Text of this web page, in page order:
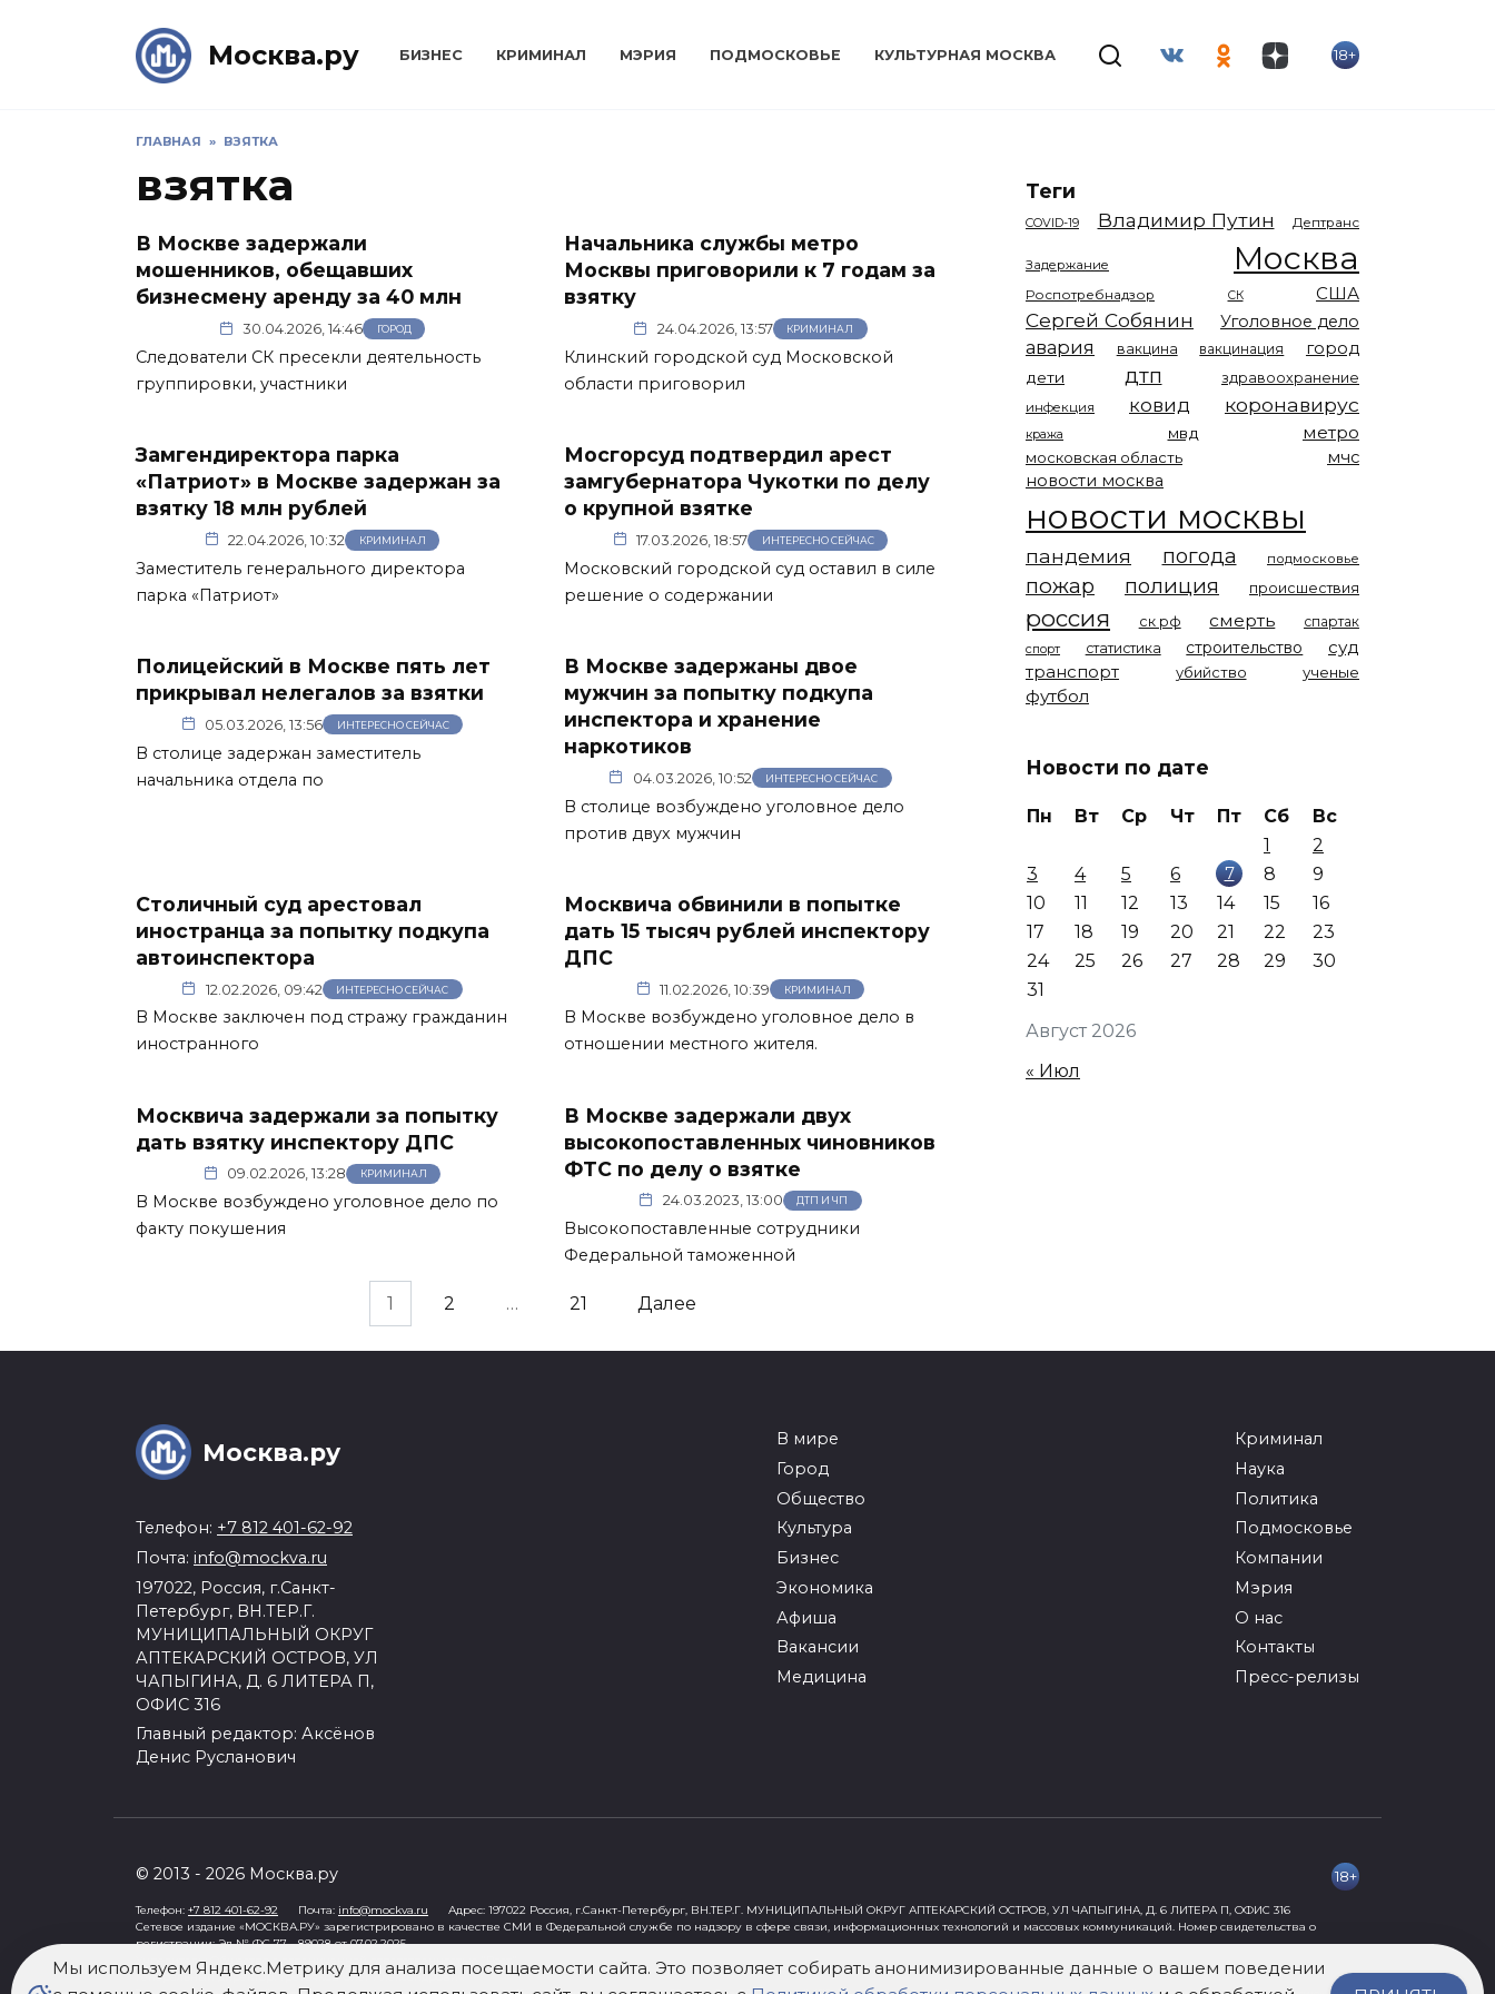
Москва.ру БИЗНЕС КРИМИНАЛ МЭРИЯ ПОДМОСКОВЬЕ КУЛЬТУРНАЯ МОСКВА 18+
ГЛАВНАЯ » ВЗЯТКА
взятка
В Москве задержали
мошенников, обещавших
бизнесмену аренду за 40 млн
30.04.2026, 14:46 ГОРОД
Следователи СК пресекли деятельность
группировки, участники
Начальника службы метро
Москвы приговорили к 7 годам за
взятку
24.04.2026, 13:57 КРИМИНАЛ
Клинский городской суд Московской
области приговорил
Замгендиректора парка
«Патриот» в Москве задержан за
взятку 18 млн рублей
22.04.2026, 10:32 КРИМИНАЛ
Заместитель генерального директора
парка «Патриот»
Мосгорсуд подтвердил арест
замгубернатора Чукотки по делу
о крупной взятке
17.03.2026, 18:57 ИНТЕРЕСНО СЕЙЧАС
Московский городской суд оставил в силе
решение о содержании
Полицейский в Москве пять лет
прикрывал нелегалов за взятки
05.03.2026, 13:56 ИНТЕРЕСНО СЕЙЧАС
В столице задержан заместитель
начальника отдела по
В Москве задержаны двое
мужчин за попытку подкупа
инспектора и хранение
наркотиков
04.03.2026, 10:52 ИНТЕРЕСНО СЕЙЧАС
В столице возбуждено уголовное дело
против двух мужчин
Столичный суд арестовал
иностранца за попытку подкупа
автоинспектора
12.02.2026, 09:42 ИНТЕРЕСНО СЕЙЧАС
В Москве заключен под стражу гражданин
иностранного
Москвича обвинили в попытке
дать 15 тысяч рублей инспектору
ДПС
11.02.2026, 10:39 КРИМИНАЛ
В Москве возбуждено уголовное дело в
отношении местного жителя.
Москвича задержали за попытку
дать взятку инспектору ДПС
09.02.2026, 13:28 КРИМИНАЛ
В Москве возбуждено уголовное дело по
факту покушения
В Москве задержали двух
высокопоставленных чиновников
ФТС по делу о взятке
24.03.2023, 13:00 ДТП И ЧП
Высокопоставленные сотрудники
Федеральной таможенной
1 2 … 21 Далее
Теги
COVID-19 Владимир Путин Дептранс
Задержание Москва
Роспотребнадзор СК США
Сергей Собянин Уголовное дело
авария вакцина вакцинация город
дети дтп здравоохранение
инфекция ковид коронавирус
кража мвд метро
московская область
мчс
новости москва
новости москвы
пандемия погода подмосковье
пожар полиция происшествия
россия ск рф смерть спартак
спорт статистика строительство
суд
транспорт
убийство ученые
футбол
Новости по дате
Август 2026
Пн Вт Ср Чт Пт Сб
Вс
1
2
3
4 5 6 7 8
9
10
11 12 13 14 15
16
17
18 19 20 21 22
23
24
25 26 27 28 29
30
31
« Июл
Москва.ру
Телефон: +7 812 401-62-92
Почта: info@mockva.ru
197022, Россия, г.Санкт-
Петербург, ВН.ТЕР.Г.
МУНИЦИПАЛЬНЫЙ ОКРУГ
АПТЕКАРСКИЙ ОСТРОВ, УЛ
ЧАПЫГИНА, Д. 6 ЛИТЕРА П,
ОФИС 316
Главный редактор: Аксёнов
Денис Русланович
В мире
Город
Общество
Культура
Бизнес
Экономика
Афиша
Вакансии
Медицина
Криминал
Наука
Политика
Подмосковье
Компании
Мэрия
О нас
Контакты
Пресс-релизы
© 2013 - 2026 Москва.ру 18+
Телефон: +7 812 401-62-92 Почта: info@mockva.ru Адрес: 197022 Россия, г.Санкт-Петербург, ВН.ТЕР.Г. МУНИЦИПАЛЬНЫЙ ОКРУГ АПТЕКАРСКИЙ ОСТРОВ, УЛ ЧАПЫГИНА, Д. 6 ЛИТЕРА П, ОФИС 316
Сетевое издание «МОСКВА.РУ» зарегистрировано в качестве СМИ в Федеральной службе по надзору в сфере связи, информационных технологий и массовых коммуникаций. Номер свидетельства о
регистрации: Эл № ФС 77 - 89028 от 07.02.2025
Учредитель: Общество с ограниченной ответственностью "Рост"
Генеральный директор: Третьяков Олег Александрович
Мы используем Яндекс.Метрику для анализа посещаемости сайта. Это позволяет собирать анонимизированные данные о вашем поведении